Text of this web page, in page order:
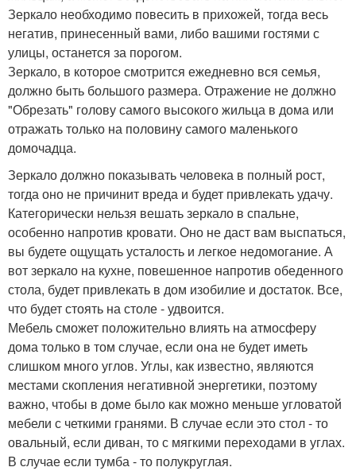
Зеркало необходимо повесить в прихожей, тогда весь
негатив, принесенный вами, либо вашими гостями с
улицы, останется за порогом.
Зеркало, в которое смотрится ежедневно вся семья,
должно быть большого размера. Отражение не должно
"Обрезать" голову самого высокого жильца в дома или
отражать только на половину самого маленького
домочадца.
Зеркало должно показывать человека в полный рост,
тогда оно не причинит вреда и будет привлекать удачу.
Категорически нельзя вешать зеркало в спальне,
особенно напротив кровати. Оно не даст вам выспаться,
вы будете ощущать усталость и легкое недомогание. А
вот зеркало на кухне, повешенное напротив обеденного
стола, будет привлекать в дом изобилие и достаток. Все,
что будет стоять на столе - удвоится.
Мебель сможет положительно влиять на атмосферу
дома только в том случае, если она не будет иметь
слишком много углов. Углы, как известно, являются
местами скопления негативной энергетики, поэтому
важно, чтобы в доме было как можно меньше угловатой
мебели с четкими гранями. В случае если это стол - то
овальный, если диван, то с мягкими переходами в углах.
В случае если тумба - то полукруглая.